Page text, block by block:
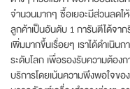
จำนวนมากๆ ซื้อเยอะมีส่วนลดใ
ลูกค้าเป็นอันดับ 1 การันตีได้จาก
เพิ่มมากขึ้นเรื่อยๆ เราได้ดำเนิ
ระดับโลก เพื่อรองรับความต้อง
บริการโดยเน้นความพึงพอใจข